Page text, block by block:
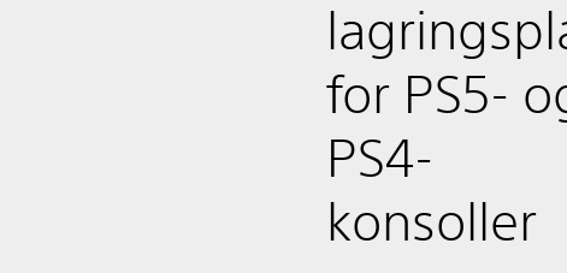
for PS5-
PS4-
konsoller